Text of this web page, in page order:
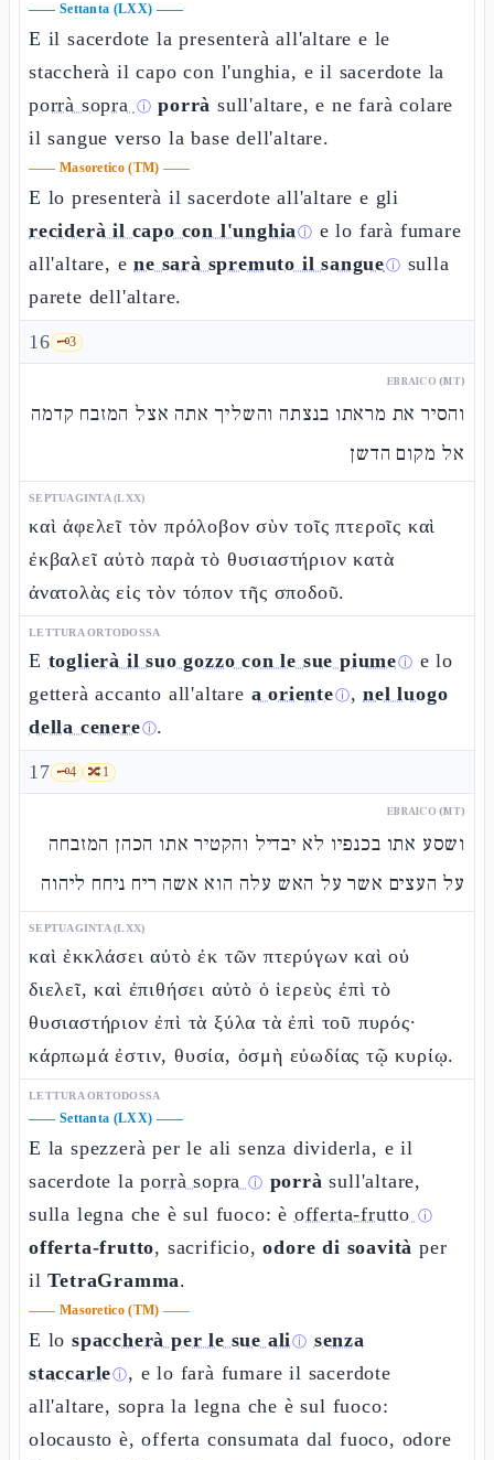
—— Settanta (LXX) ——
E il sacerdote la presenterà all'altare e le
staccherà il capo con l'unghia, e il sacerdote la
porrà sopra ⓘ porrà sull'altare, e ne farà colare
il sangue verso la base dell'altare.
—— Masoretico (TM) ——
E lo presenterà il sacerdote all'altare e gli
reciderà il capo con l'unghiaⓘ e lo farà fumare
all'altare, ene sarà spremuto il sangueⓘ sulla
parete dell'altare.
16 🗝️3
EBRAICO (MT)
והסיר את מראתו בנצתה והשליך אתה אצל המזבח קדמה
אל מקום הדשן
SEPTUAGINTA (LXX)
καὶ ἀφελεῖ τὸν πρόλοβον σὺν τοῖς πτεροῖς καὶ
ἐκβαλεῖ αὐτὸ παρὰ τὸ θυσιαστήριον κατὰ
ἀνατολὰς εἰς τὸν τόπον τῆς σποδοῦ.
LETTURA ORTODOSSA
E toglierà il suo gozzo con le sue piumeⓘ e lo
getterà accanto all'altare a orienteⓘ,nel luogo
della cenereⓘ.
17 🗝️4 🔀1
EBRAICO (MT)
ושסע אתו בכנפיו לא יבדיל והקטיר אתו הכהן המזבחה
על העצים אשר על האש עלה הוא אשה ריח ניחח ליהוה
SEPTUAGINTA (LXX)
καὶ ἐκκλάσει αὐτὸ ἐκ τῶν πτερύγων καὶ οὐ
διελεῖ, καὶ ἐπιθήσει αὐτὸ ὁ ἱερεὺς ἐπὶ τὸ
θυσιαστήριον ἐπὶ τὰ ξύλα τὰ ἐπὶ τοῦ πυρός·
κάρπωμά ἐστιν, θυσία, ὀσμὴ εὐωδίας τῷ κυρίῳ.
LETTURA ORTODOSSA
—— Settanta (LXX) ——
E la spezzerà per le ali senza dividerla, e il
sacerdote laporrà sopra ⓘ porrà sull'altare,
sulla legna che è sul fuoco: è offerta-frutto ⓘ
offerta-frutto, sacrificio,odore di soavità per
ilTetraGramma.
—— Masoretico (TM) ——
E lo spaccherà per le sue aliⓘ senza
staccarleⓘ, e lo farà fumare il sacerdote
all'altare, sopra la legna che è sul fuoco:
olocausto è, offerta consumata dal fuoco, odore